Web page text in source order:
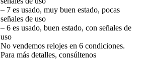
– 7 es usado, muy buen estado, pocas
señales de uso
– 6 es usado, buen estado, con señales de
uso
No vendemos relojes en 6 condiciones.
Para más detalles, consúltenos